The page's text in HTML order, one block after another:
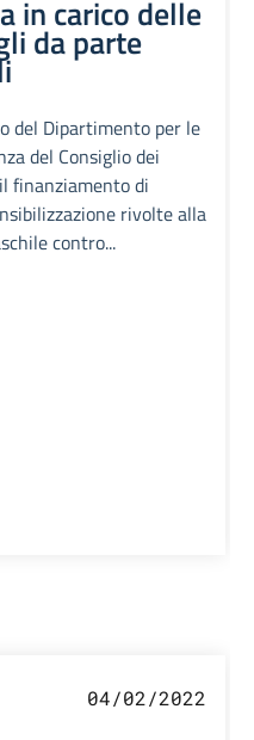
in carico delle
da parte
del Dipartimento per le
del Consiglio dei
finanziamento di
rivolte alla
contro...
04/02/2022